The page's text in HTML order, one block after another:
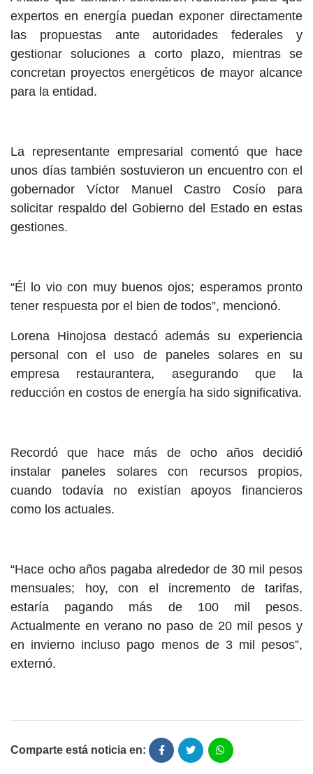
expertos en energía puedan exponer directamente
las propuestas ante autoridades federales y
gestionar soluciones a corto plazo, mientras se
concretan proyectos energéticos de mayor alcance
para la entidad.
La representante empresarial comentó que hace
unos días también sostuvieron un encuentro con el
gobernador Víctor Manuel Castro Cosío para
solicitar respaldo del Gobierno del Estado en estas
gestiones.
“Él lo vio con muy buenos ojos; esperamos pronto
tener respuesta por el bien de todos”, mencionó.
Lorena Hinojosa destacó además su experiencia
personal con el uso de paneles solares en su
empresa restaurantera, asegurando que la
reducción en costos de energía ha sido significativa.
Recordó que hace más de ocho años decidió
instalar paneles solares con recursos propios,
cuando todavía no existían apoyos financieros
como los actuales.
“Hace ocho años pagaba alrededor de 30 mil pesos
mensuales; hoy, con el incremento de tarifas,
estaría pagando más de 100 mil pesos.
Actualmente en verano no paso de 20 mil pesos y
en invierno incluso pago menos de 3 mil pesos”,
externó.
Comparte está noticia en: